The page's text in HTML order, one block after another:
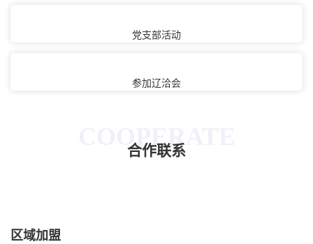
党支部活动
参加辽洽会
COOPERATE
合作联系
区域加盟